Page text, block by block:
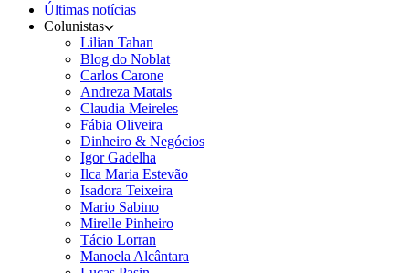
Últimas notícias
Colunistas
Lilian Tahan
Blog do Noblat
Carlos Carone
Andreza Matais
Claudia Meireles
Fábia Oliveira
Dinheiro & Negócios
Igor Gadelha
Ilca Maria Estevão
Isadora Teixeira
Mario Sabino
Mirelle Pinheiro
Tácio Lorran
Manoela Alcântara